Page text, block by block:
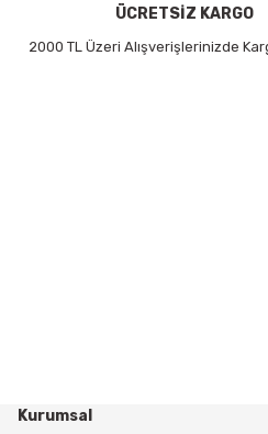
ÜCRETSİZ KARGO
2000 TL Üzeri Alışverişlerinizde
Kurumsal